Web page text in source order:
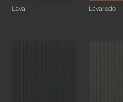
Lava Lavaredo